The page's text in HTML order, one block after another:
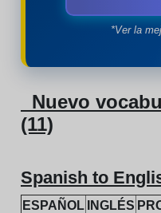
*Ver la
Nuevo
(11)
Spanish to
ESPAÑOL INGLÉS